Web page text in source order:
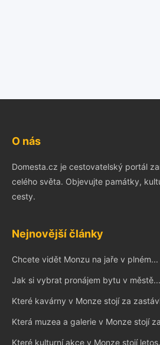
O nás
Domesta.cz je cestovatelský portál
celého světa. Objevujte památky,
cesty.
Nejnovější články
Chcete vidět Monzu na jaře v plném...
Jak si vybrat pronájem bytu v městě...
Které kavárny v Monze stojí za
Která muzea a galerie v Monze stojí
Které kulturní akce v Monze stojí